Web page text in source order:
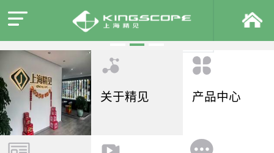
关于精见 产品中心